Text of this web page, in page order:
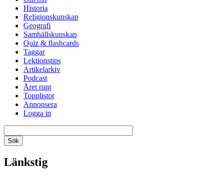
Historia
Religionskunskap
Geografi
Samhällskunskap
Quiz & flashcards
Taggar
Lektionstips
Artikelarkiv
Podcast
Året runt
Topplistor
Annonsera
Logga in
Länkstig